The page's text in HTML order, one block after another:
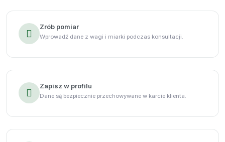
Zrób pomiar
Wprowadź dane z wagi i miarki podczas konsultacji.
Zapisz w profilu
Dane są bezpiecznie przechowywane w karcie klienta.